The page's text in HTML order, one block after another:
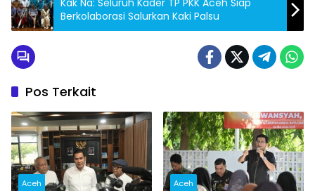
Kak Na: Seluruh Kader TP PKK Aceh Siap
Berkolaborasi Salurkan Kaki Palsu
Pos Terkait
Aceh Aceh